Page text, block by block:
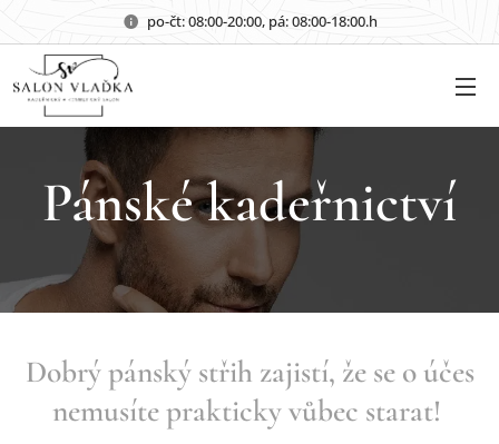
po-čt: 08:00-20:00, pá: 08:00-18:00.h
Pánské kadeřnictví
Dobrý pánský střih zajistí, že se o účes
nemusíte prakticky vůbec starat!